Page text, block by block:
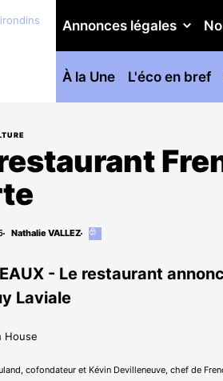
Annonces légales
À la Une L'éco en bref
Nathalie VALLEZ
Cet
réservé
aux
- Le restaurant
Laviale
cofondateur et Kévin Devilleneuve, chef de